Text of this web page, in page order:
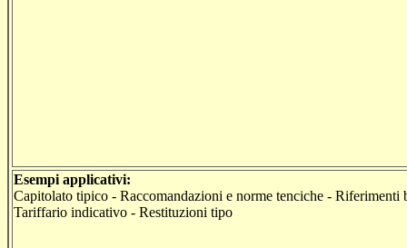
Esempi applicativi:
Capitolato tipico - Raccomandazioni e norme tenciche - Riferimenti
Tariffario indicativo - Restituzioni tipo